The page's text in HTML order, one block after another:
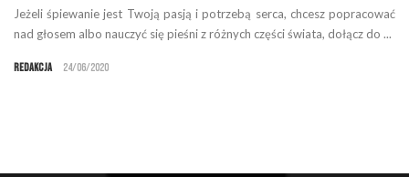
Jeżeli śpiewanie jest Twoją pasją i potrzebą serca, chcesz popracować
nad głosem albo nauczyć się pieśni z różnych części świata, dołącz do ...
Redakcja 24/06/2020